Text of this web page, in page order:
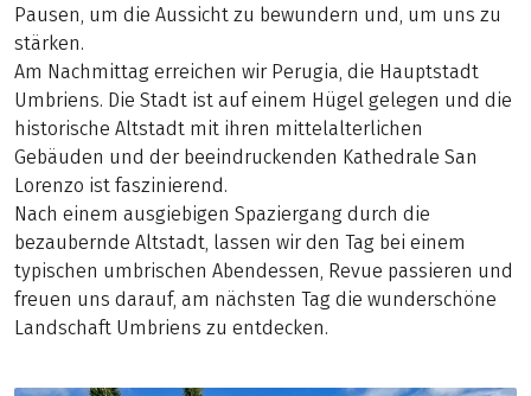
Pausen, um die Aussicht zu bewundern und, um uns zu
stärken.
Am Nachmittag erreichen wir Perugia, die Hauptstadt
Umbriens. Die Stadt ist auf einem Hügel gelegen und die
historische Altstadt mit ihren mittelalterlichen
Gebäuden und der beeindruckenden Kathedrale San
Lorenzo ist faszinierend.
Nach einem ausgiebigen Spaziergang durch die
bezaubernde Altstadt, lassen wir den Tag bei einem
typischen umbrischen Abendessen, Revue passieren und
freuen uns darauf, am nächsten Tag die wunderschöne
Landschaft Umbriens zu entdecken.